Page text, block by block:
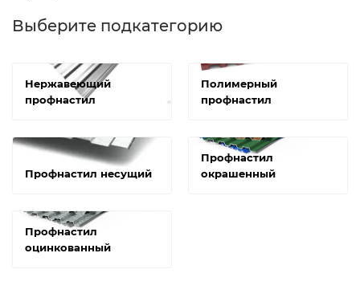
Выберите подкатегорию
Нержавеющий
профнастил
Полимерный
профнастил
Профнастил несущий
Профнастил
окрашенный
Профнастил
оцинкованный